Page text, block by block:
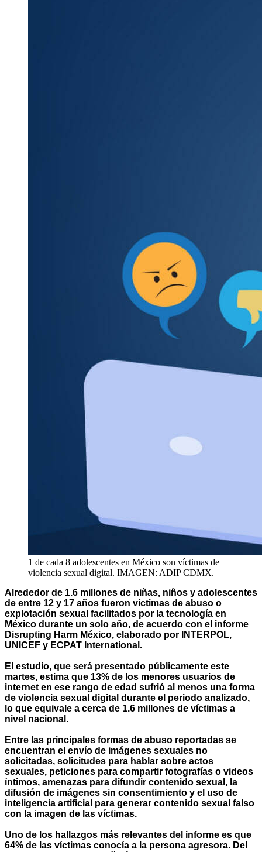
1 de cada 8 adolescentes en México son víctimas de
violencia sexual digital. IMAGEN: ADIP CDMX.
Alrededor de 1.6 millones de niñas, niños y adolescentes
de entre 12 y 17 años fueron víctimas de abuso o
explotación sexual facilitados por la tecnología en
México durante un solo año, de acuerdo con el informe
Disrupting Harm México, elaborado por INTERPOL,
UNICEF y ECPAT International.
El estudio, que será presentado públicamente este
martes, estima que 13% de los menores usuarios de
internet en ese rango de edad sufrió al menos una forma
de violencia sexual digital durante el periodo analizado,
lo que equivale a cerca de 1.6 millones de víctimas a
nivel nacional.
Entre las principales formas de abuso reportadas se
encuentran el envío de imágenes sexuales no
solicitadas, solicitudes para hablar sobre actos
sexuales, peticiones para compartir fotografías o videos
íntimos, amenazas para difundir contenido sexual, la
difusión de imágenes sin consentimiento y el uso de
inteligencia artificial para generar contenido sexual falso
con la imagen de las víctimas.
Uno de los hallazgos más relevantes del informe es que
64% de las víctimas conocía a la persona agresora. Del